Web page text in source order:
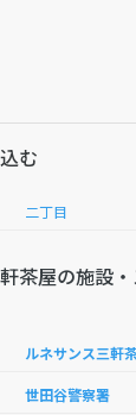
む
二丁目
茶屋の施設
ルネサンス三軒
世田谷警察署